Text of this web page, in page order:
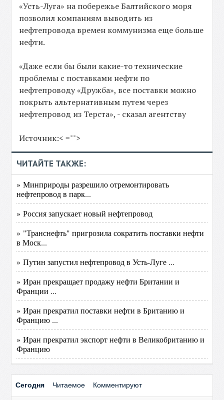
«Усть-Луга» на побережье Балтийского моря
позволил компаниям выводить из
нефтепровода времен коммунизма еще больше
нефти.
«Даже если бы были какие-то технические
проблемы с поставками нефти по
нефтепроводу «Дружба», все поставки можно
покрыть альтернативным путем через
нефтепровод из Терста», - сказал агентству
Источник:< ="">
ЧИТАЙТЕ ТАКЖЕ:
» Минприроды разрешило отремонтировать
нефтепровод в парк...
» Россия запускает новый нефтепровод
» "Транснефть" пригрозила сократить поставки нефти
в Моск...
» Путин запустил нефтепровод в Усть-Луге ...
» Иран прекращает продажу нефти Британии и
Франции ...
» Иран прекратил поставки нефти в Британию и
Францию ...
» Иран прекратил экспорт нефти в Великобританию и
Францию
Сегодня Читаемое Комментируют